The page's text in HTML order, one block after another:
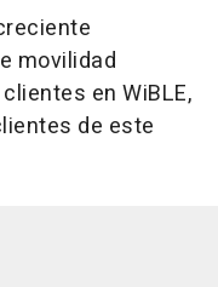
movilidad
en WiBLE,
de este